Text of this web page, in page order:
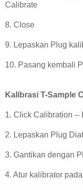
Calibrate
8. Close
9. Lepaskan Plug
10. Pasang kembali
Kalibrasi T-Sample
1. Click Calibration
2. Lepaskan Plug
3. Gantikan dengan
4. Atur kalibrator